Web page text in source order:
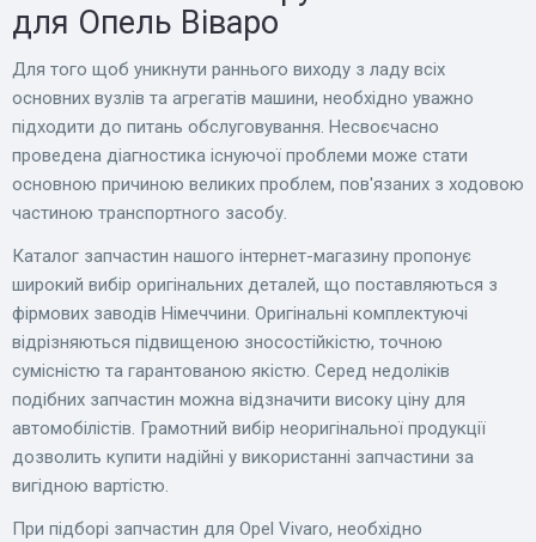
для Опель Віваро
Для того щоб уникнути раннього виходу з ладу всіх
основних вузлів та агрегатів машини, необхідно уважно
підходити до питань обслуговування. Несвоєчасно
проведена діагностика існуючої проблеми може стати
основною причиною великих проблем, пов'язаних з ходовою
частиною транспортного засобу.
Каталог запчастин нашого інтернет-магазину пропонує
широкий вибір оригінальних деталей, що поставляються з
фірмових заводів Німеччини. Оригінальні комплектуючі
відрізняються підвищеною зносостійкістю, точною
сумісністю та гарантованою якістю. Серед недоліків
подібних запчастин можна відзначити високу ціну для
автомобілістів. Грамотний вибір неоригінальної продукції
дозволить купити надійні у використанні запчастини за
вигідною вартістю.
При підборі запчастин для Opel Vivaro, необхідно